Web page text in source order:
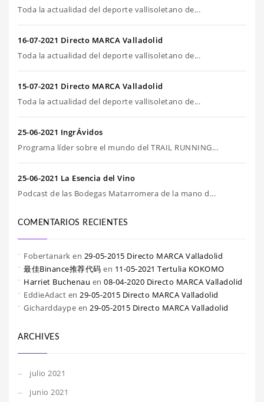
Toda la actualidad del deporte vallisoletano de...
16-07-2021 Directo MARCA Valladolid
Toda la actualidad del deporte vallisoletano de...
15-07-2021 Directo MARCA Valladolid
Toda la actualidad del deporte vallisoletano de...
25-06-2021 IngrÁvidos
Programa líder sobre el mundo del TRAIL RUNNING...
25-06-2021 La Esencia del Vino
Podcast de las Bodegas Matarromera de la mano d...
COMENTARIOS RECIENTES
Fobertanark en 29-05-2015 Directo MARCA Valladolid
最佳Binance推荐代码 en 11-05-2021 Tertulia KOKOMO
Harriet Buchenau en 08-04-2020 Directo MARCA Valladolid
EddieAdact en 29-05-2015 Directo MARCA Valladolid
Gicharddaype en 29-05-2015 Directo MARCA Valladolid
ARCHIVES
julio 2021
junio 2021